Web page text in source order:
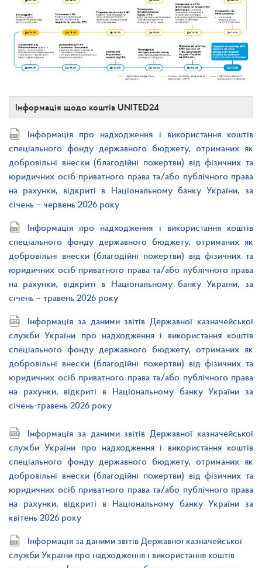
Інформація щодо коштів UNITED24
Інформація про надходження і використання коштів
спеціального фонду державного бюджету, отриманих як
добровільні внески (благодійні пожертви) від фізичних та
юридичних осіб приватного права та/або публічного права
на рахунки, відкриті в Національному банку України, за
січень – червень 2026 року
Інформація про надходження і використання коштів
спеціального фонду державного бюджету, отриманих як
добровільні внески (благодійні пожертви) від фізичних та
юридичних осіб приватного права та/або публічного права
на рахунки, відкриті в Національному банку України, за
січень – травень 2026 року
Інформація за даними звітів Державної казначейської
служби України про надходження і використання коштів
спеціального фонду державного бюджету, отриманих як
добровільні внески (благодійні пожертви) від фізичних та
юридичних осіб приватного права та/або публічного права
на рахунки, відкриті в Національному банку України за
січень-травень 2026 року
Інформація за даними звітів Державної казначейської
служби України про надходження і використання коштів
спеціального фонду державного бюджету, отриманих як
добровільні внески (благодійні пожертви) від фізичних та
юридичних осіб приватного права та/або публічного права
на рахунки, відкриті в Національному банку України за
квітень 2026 року
Інформація за даними звітів Державної казначейської
служби України про надходження і використання коштів